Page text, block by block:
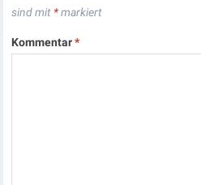
sind mit *markiert
Kommentar*